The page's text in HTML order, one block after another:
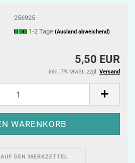
256925
1-2 Tage (Ausland abweichend)
5,50 EUR
inkl. 7% MwSt. zzgl. Versand
AUF DEN MERKZETTEL